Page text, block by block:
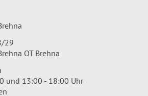
29
OT Brehna
und 13:00 - 18:00 Uhr